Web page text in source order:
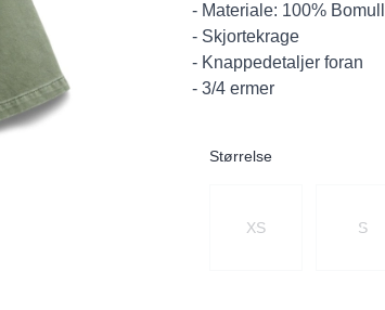
- Materiale: 100% Bomull
- Skjortekrage
- Knappedetaljer foran
- 3/4 ermer
Størrelse
XS S